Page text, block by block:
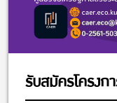
รับสมัครโครง